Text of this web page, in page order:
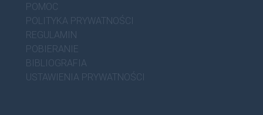
POMOC
POLITYKA PRYWATNOŚCI
REGULAMIN
POBIERANIE
BIBLIOGRAFIA
USTAWIENIA PRYWATNOŚCI